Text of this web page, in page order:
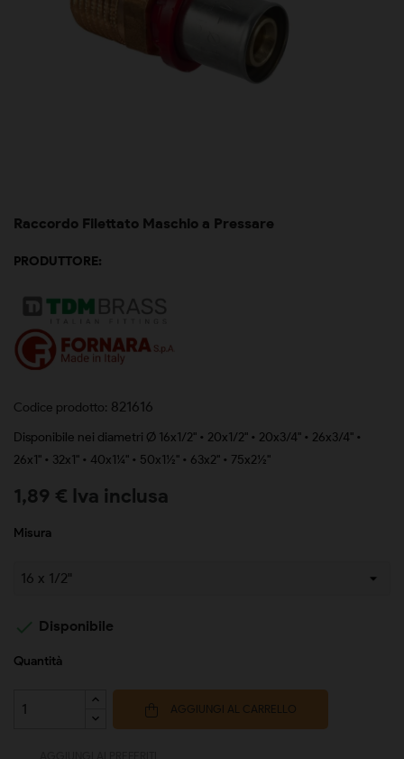
Raccordo Filettato Maschio a Pressare
PRODUTTORE:
Codice prodotto: 821616
Disponibile nei diametri Ø 16x1/2" • 20x1/2" • 20x3/4" • 26x3/4" •
26x1" • 32x1" • 40x1¼" • 50x1½" • 63x2" • 75x2½"
1,89 € Iva inclusa
Misura
 Disponibile
Quantità
AGGIUNGI AL CARRELLO